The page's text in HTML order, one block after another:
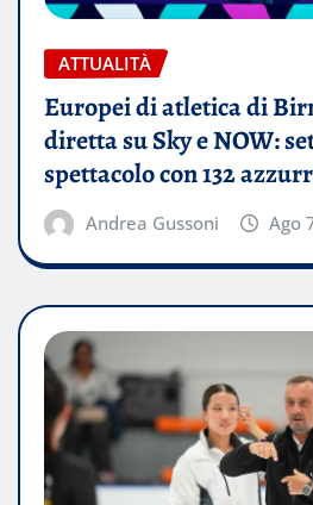
ATTUALITÀ
Europei di atletica di
diretta su Sky e NOW:
spettacolo con 132
Andrea Gussoni Ago